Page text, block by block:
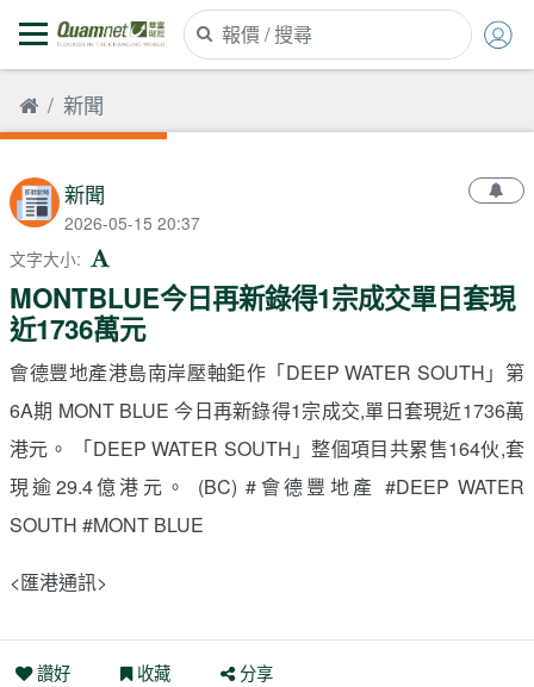
新聞
新聞
2026-05-15 20:37
文字大小:
MONTBLUE今日再新錄得1宗成交單日套現
近1736萬元
會德豐地產港島南岸壓軸鉅作「DEEP WATER SOUTH」第
6A期 MONT BLUE 今日再新錄得1宗成交,單日套現近1736萬
港元。 「DEEP WATER SOUTH」整個項目共累售164伙,套
現逾29.4億港元。 (BC) #會德豐地產 #DEEP WATER
SOUTH #MONT BLUE
<匯港通訊>
讚好 收藏 分享